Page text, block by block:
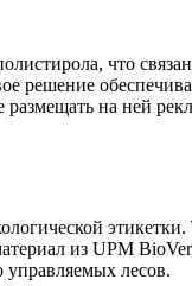
что
решение
размещать на ней
из UPM
управляемых лесов.